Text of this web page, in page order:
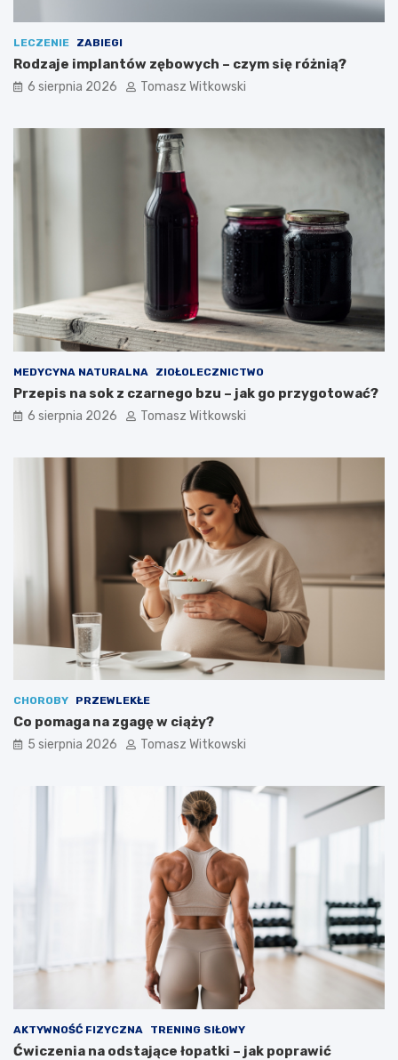
LECZENIE ZABIEGI
Rodzaje implantów zębowych – czym się różnią?
6 sierpnia 2026 Tomasz Witkowski
MEDYCYNA NATURALNA ZIOŁOLECZNICTWO
Przepis na sok z czarnego bzu – jak go przygotować?
6 sierpnia 2026 Tomasz Witkowski
CHOROBY PRZEWLEKŁE
Co pomaga na zgagę w ciąży?
5 sierpnia 2026 Tomasz Witkowski
AKTYWNOŚĆ FIZYCZNA TRENING SIŁOWY
Ćwiczenia na odstające łopatki – jak poprawić